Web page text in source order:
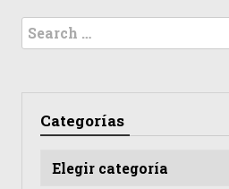
Search
for:
Categorías
Categorías